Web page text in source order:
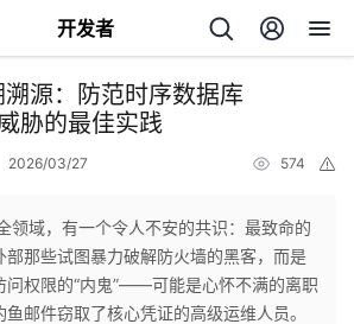
开发者
源：防范时序数据库
胁的最佳实践
2026/03/27 574
领域，有一个令人不安的共识：最致命的
部那些试图暴力破解防火墙的黑客，而是
问权限的“内鬼”——可能是心怀不满的离职
邮件窃取了核心凭证的高级运维人员。